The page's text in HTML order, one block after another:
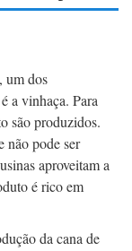
um dos
a vinhaça. Para
são produzidos.
não pode ser
aproveitam a
é rico em
da cana de